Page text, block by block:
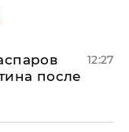
после
12:27